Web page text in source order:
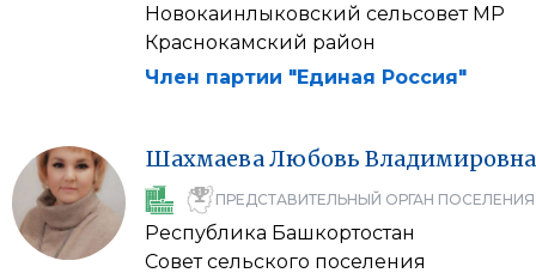
Новокаинлыковский сельсовет МР
Краснокамский район
Член партии "Единая Россия"
ШахмаеваЛюбовь Владимировна
ПРЕДСТАВИТЕЛЬНЫЙ ОРГАН ПОСЕЛЕНИЯ
Республика Башкортостан
Совет сельского поселения